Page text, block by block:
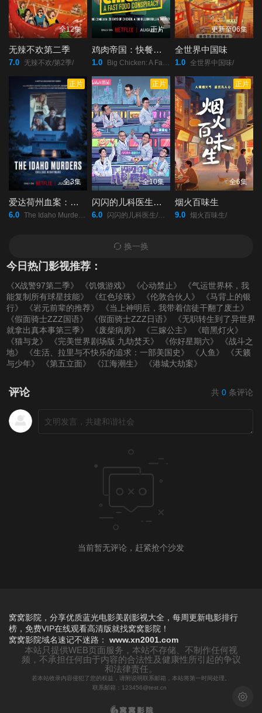
全12集
无辣不欢第二季
7.0 无辣不欢/第2季/
正片
鸡肉帝国：快餐阴谋
1.0 Big Chicken: A Fast Food Conspiracy/
更新至06集
全世界中国味
1.0 全世界中国味/
正片
全3集
爱达荷州血案：大学梦魇
6.0 The Idaho Murders: College Nightmare/
正片
全10集
闪闪的儿科医生第四季
6.0 闪闪的儿科医生/第四季/
正片
全6集
烟火百味生
9.0 烟火百味生/
换一换
今日热门影视推荐：
《X战警97第二季》 《饥饿游戏》 《心动禁止》
《气运世界杯，我
能复制所有球星技能》
《红色珍珠》 《伦敦合伙人》
《马背上的银
行》
《岩元前辈的推荐》
《当上神明后，我带着信徒干翻了废土》
《假面骑士ZZZ国语》
《假面骑士ZZZ日语》
《无职转生到了异世界
就拿出真本事第三季》
《废柴病房》 《三嫁公主》
《暗黑灯火》
《猫与龙》
《完美世界剧场版 九劫焚天》 《你好星期六》
《战斗之
地》
《生活、拉里与不快乐的追求：一部美国史》 《人鱼》
《天籁
与少年》
《第五立面》 《江海潮生》 《港城大劫案》
评论 共 0 条评论
当前暂无评论，赶紧抢个沙发
浅色模
窝窝影院，分享优质蓝光电影美剧影视大全，每周更新电影排行
榜，免费VIP在线观看高清版就找窝窝影院！
窝窝影院域名速记不迷路： www.xn2001.com
本站只提供WEB页面服务，本站不存储、不制作任何视
频，不承担任何由于内容的合法性及健康性所引起的争议
和法律责任。
若本站收录内容侵犯了您的权益，请附说明联系邮箱，本站将第一时间处理。
联系邮箱：123456@test.cn